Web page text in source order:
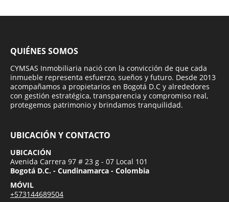
QUIÉNES SOMOS
CYMSAS Inmobiliaria nació con la convicción de que cada
inmueble representa esfuerzo, sueños y futuro. Desde 2013
acompañamos a propietarios en Bogotá D.C y alrededores
con gestión estratégica, transparencia y compromiso real,
protegemos patrimonio y brindamos tranquilidad.
UBICACIÓN Y CONTACTO
UBICACIÓN
Avenida Carrera 97 # 23 g - 07 Local 101
Bogotá D.C. - Cundinamarca - Colombia
MÓVIL
+573144689504